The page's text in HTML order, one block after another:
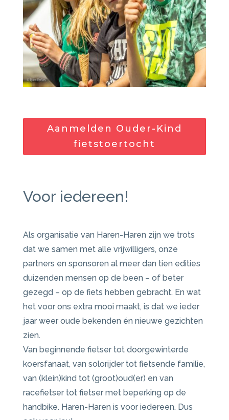
Aanmelden Ouder-Kind
fietstoertocht
Voor iedereen!
Als organisatie van Haren-Haren zijn we trots
dat we samen met alle vrijwilligers, onze
partners en sponsoren al meer dan tien edities
duizenden mensen op de been – of beter
gezegd – op de fiets hebben gebracht. En wat
het voor ons extra mooi maakt, is dat we ieder
jaar weer oude bekenden én nieuwe gezichten
zien.
Van beginnende fietser tot doorgewinterde
koersfanaat, van solorijder tot fietsende familie,
van (klein)kind tot (groot)oud(er) en van
racefietser tot fietser met beperking op de
handbike. Haren-Haren is voor iedereen. Dus